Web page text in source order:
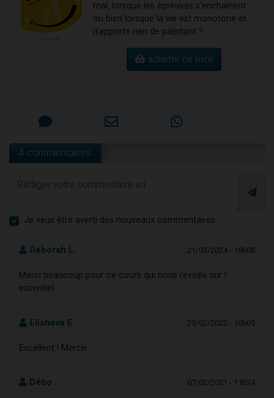
mal, lorsque les épreuves s'enchaînent
ou bien lorsque la vie est monotone et
n’apporte rien de palpitant ?
acheter ce livre
4 commentaires
Je veux être averti des nouveaux commentaires
Déborah L. 21/03/2024 - 18h08
Merci beaucoup pour ce cours qui nous réveille sur l
essentiel
Elisheva E. 25/02/2022 - 10h05
Excellent ! Merciii
Débo .. 07/02/2021 - 11h24